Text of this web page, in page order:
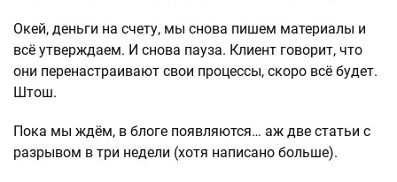
Окей, деньги на счету, мы снова пишем материалы и
всё утверждаем. И снова пауза. Клиент говорит, что
они перенастраивают свои процессы, скоро всё будет.
Штош.
Пока мы ждём, в блоге появляются… аж две статьи с
разрывом в три недели (хотя написано больше).